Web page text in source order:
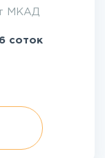
МКАД
соток